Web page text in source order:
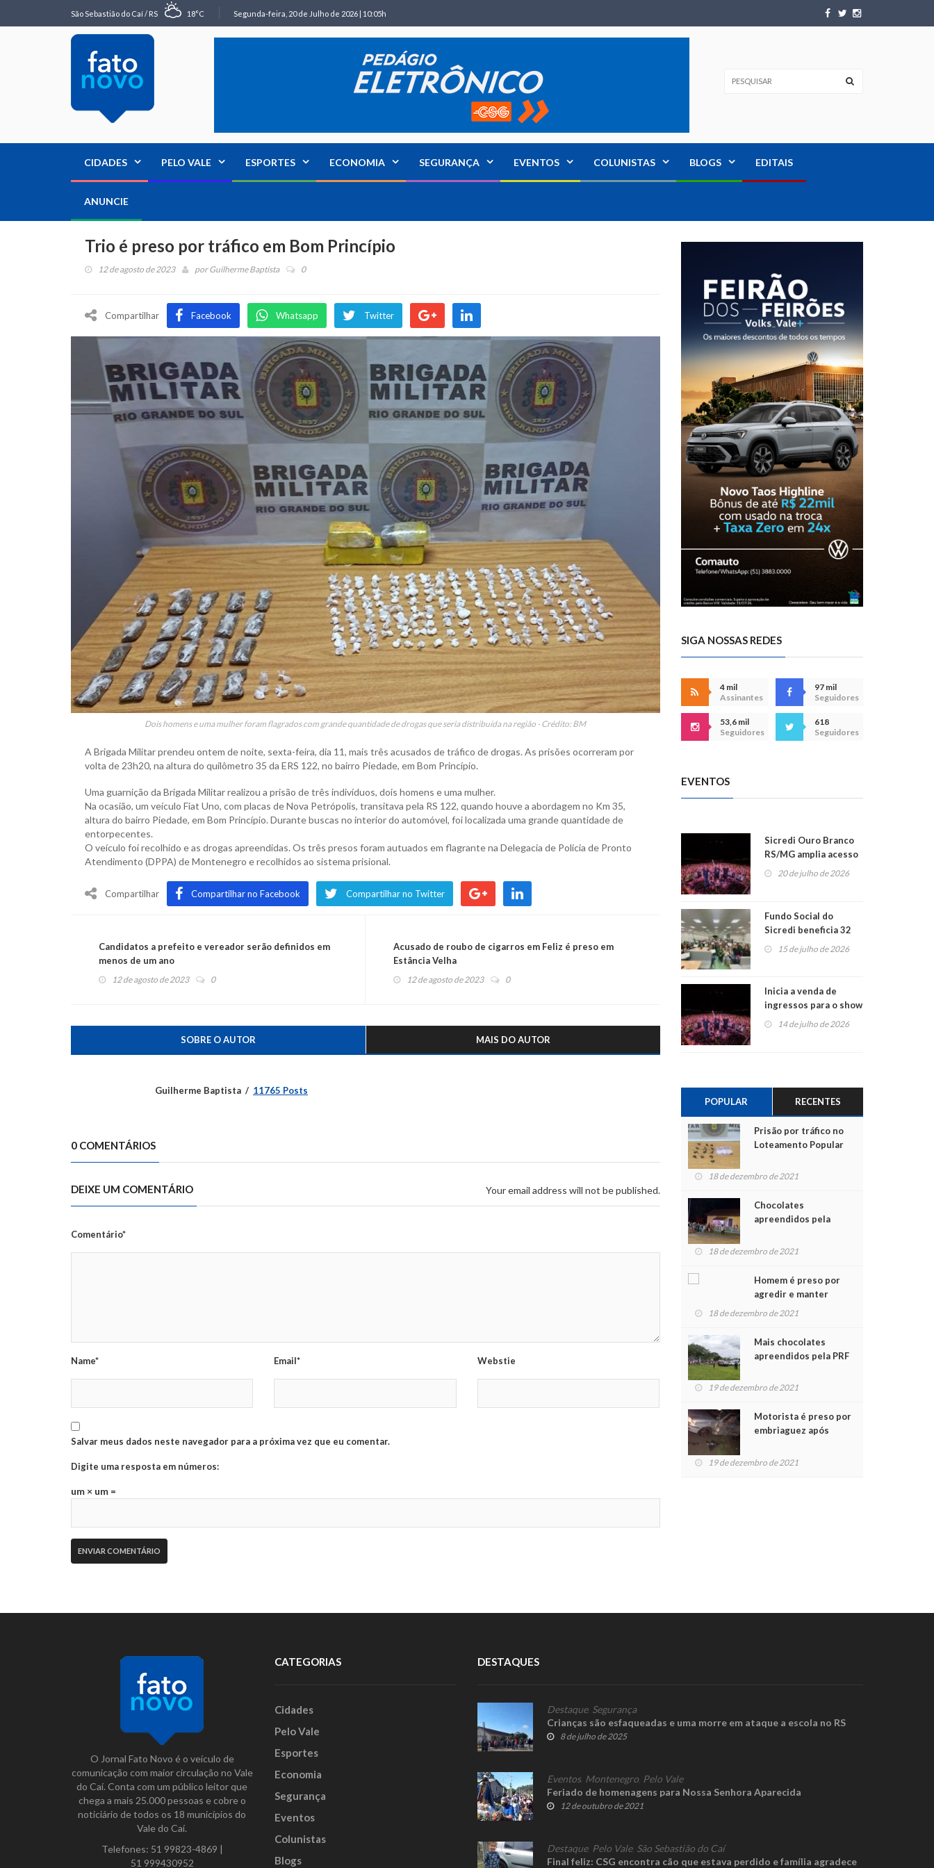
São Sebastião do Caí / RS 18°C Segunda-feira, 20 de Julho de 2026 | 10:05h
CIDADES PELO VALE ESPORTES ECONOMIA SEGURANÇA EVENTOS COLUNISTAS BLOGS EDITAIS
ANUNCIE
Trio é preso por tráfico em Bom Princípio
12 de agosto de 2023 porGuilherme Baptista 0
Compartilhar Facebook Whatsapp Twitter
Dois homens e uma mulher foram flagrados com grande quantidade de drogas que seria distribuída na região - Crédito: BM
A Brigada Militar prendeu ontem de noite, sexta-feira, dia 11, mais três acusados de tráfico de drogas. As prisões ocorreram por
volta de 23h20, na altura do quilômetro 35 da ERS 122, no bairro Piedade, em Bom Princípio.
Uma guarnição da Brigada Militar realizou a prisão de três indivíduos, dois homens e uma mulher.
Na ocasião, um veículo Fiat Uno, com placas de Nova Petrópolis, transitava pela RS 122, quando houve a abordagem no Km 35,
altura do bairro Piedade, em Bom Princípio. Durante buscas no interior do automóvel, foi localizada uma grande quantidade de
entorpecentes.
O veículo foi recolhido e as drogas apreendidas. Os três presos foram autuados em flagrante na Delegacia de Polícia de Pronto
Atendimento (DPPA) de Montenegro e recolhidos ao sistema prisional.
Compartilhar Compartilhar no Facebook Compartilhar no Twitter
Candidatos a prefeito e vereador serão definidos em
menos de um ano
12 de agosto de 2023 0
Acusado de roubo de cigarros em Feliz é preso em
Estância Velha
12 de agosto de 2023 0
SOBRE O AUTOR MAIS DO AUTOR
Guilherme Baptista 11765 Posts
0 COMENTÁRIOS
DEIXE UM COMENTÁRIO Your email address will not be published.
Comentário*
Name* Email* Webstie
Salvar meus dados neste navegador para a próxima vez que eu comentar.
Digite uma resposta em números:
um × um =
SIGA NOSSAS REDES
4 mil
Assinantes
97 mil
Seguidores
53,6 mil
Seguidores
618
Seguidores
EVENTOS
Sicredi Ouro Branco
RS/MG amplia acesso
ao show dos 45 anos
20 de julho de 2026
Fundo Social do
Sicredi beneficia 32
projetos em
Montenegro
15 de julho de 2026
Inicia a venda de
ingressos para o show
do Jota Quest nos 45
14 de julho de 2026
POPULAR RECENTES
Prisão por tráfico no
Loteamento Popular
18 de dezembro de 2021
Chocolates
apreendidos pela
para crianças na
18 de dezembro de 2021
Homem é preso por
agredir e manter
mulher em cárcere
18 de dezembro de 2021
Mais chocolates
apreendidos pela PRF
crianças no Natal
19 de dezembro de 2021
Motorista é preso por
embriaguez após
feridos
19 de dezembro de 2021
O Jornal Fato Novo é o veículo de
comunicação com maior circulação no Vale
do Caí. Conta com um público leitor que
chega a mais 25.000 pessoas e cobre o
noticiário de todos os 18 municípios do
Vale do Caí.
Telefones: 51 99823-4869 |
51 999430952
CATEGORIAS
Cidades
Pelo Vale
Esportes
Economia
Segurança
Eventos
Colunistas
Blogs
DESTAQUES
Destaque, Segurança
Crianças são esfaqueadas e uma morre em ataque a escola no RS
8 de julho de 2025
Eventos, Montenegro Pelo Vale
Feriado de homenagens para Nossa Senhora Aparecida
12 de outubro de 2021
Destaque, Pelo Vale, São Sebastião do Caí
Final feliz: CSG encontra cão que estava perdido e família agradece